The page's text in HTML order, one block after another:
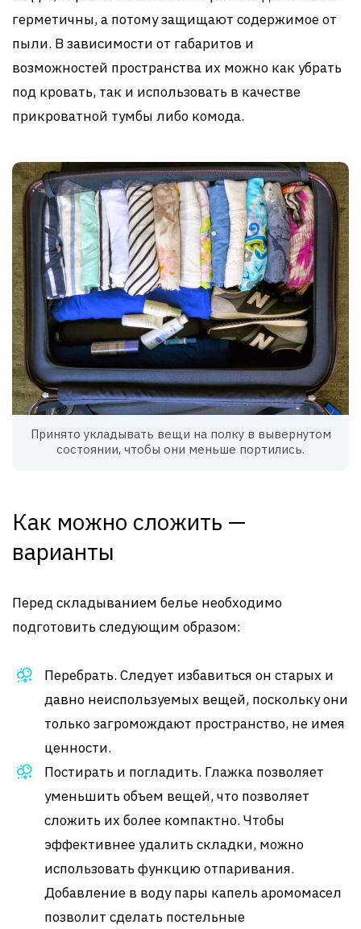
герметичны, а потому защищают содержимое от
пыли. В зависимости от габаритов и
возможностей пространства их можно как убрать
под кровать, так и использовать в качестве
прикроватной тумбы либо комода.
Принято укладывать вещи на полку в вывернутом
состоянии, чтобы они меньше портились.
Как можно сложить —
варианты
Перед складыванием белье необходимо
подготовить следующим образом:
Перебрать. Следует избавиться он старых и
давно неиспользуемых вещей, поскольку они
только загромождают пространство, не имея
ценности.
Постирать и погладить. Глажка позволяет
уменьшить объем вещей, что позволяет
сложить их более компактно. Чтобы
эффективнее удалить складки, можно
использовать функцию отпаривания.
Добавление в воду пары капель аромомасел
позволит сделать постельные